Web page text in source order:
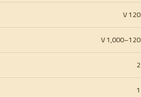
120 V
120–1,000 V
2
1